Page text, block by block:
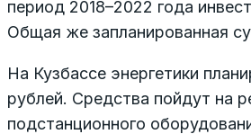
период 2018–2022 года
Общая же запланированная
На Кузбассе энергетики
рублей. Средства пойдут на
подстанционного